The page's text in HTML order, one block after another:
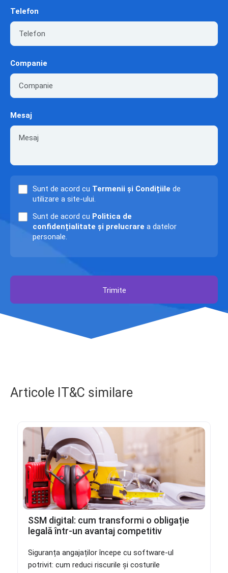
Telefon
Companie
Mesaj
Sunt de acord cu Termenii și Condițiile de
utilizare a site-ului.
Sunt de acord cu Politica de
confidențialitate și prelucrare a datelor
personale.
Trimite
Articole IT&C similare
SSM digital: cum transformi o obligație
legală într-un avantaj competitiv
Siguranța angajaților începe cu software-ul
potrivit: cum reduci riscurile și costurile